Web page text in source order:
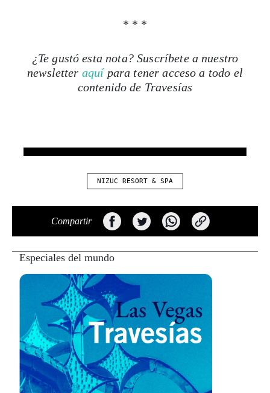
* * *
¿Te gustó esta nota? Suscríbete a nuestro
newsletter aquípara tener acceso a todo el
contenido de Travesías
NIZUC RESORT & SPA
Compartir
Especiales del mundo